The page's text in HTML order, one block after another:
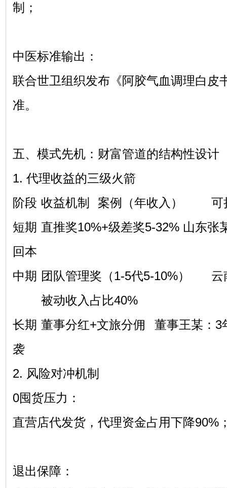
制；
中医标准输出：
联合世卫组织发布《阿胶气血调理白皮
准。
五、模式先机：财富管道的结构性设计
1. 代理收益的三级火箭
阶段 收益机制 案例（年收入）
可
短期 直推奖10%+级差奖5-32% 山东张
回本
中期 团队管理奖（1-5代5-10%）
云
被动收入占比40%
长期 董事分红+文旅分佣
董事王某：3
袭
2. 风险对冲机制
0囤货压力：
直营店代发货，代理资金占用下降90%
退出保障：